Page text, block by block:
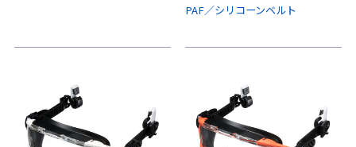
PAF／シリコーンベルト